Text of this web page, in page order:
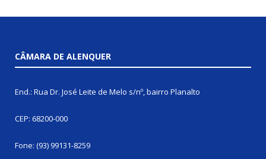
CÂMARA DE ALENQUER
End.: Rua Dr. José Leite de Melo s/nº, bairro Planalto
CEP: 68200-000
Fone: (93) 99131-8259